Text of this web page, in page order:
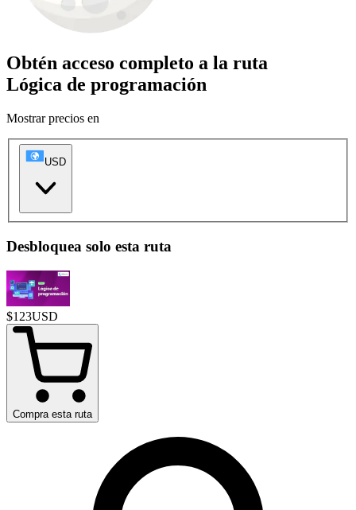
Obtén acceso completo a la ruta
Lógica de programación
Mostrar precios en
USD
Desbloquea solo esta ruta
$123USD
Compra esta ruta